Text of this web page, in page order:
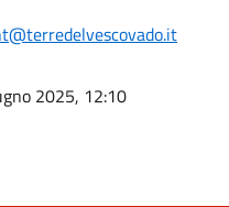
2025, 12:10